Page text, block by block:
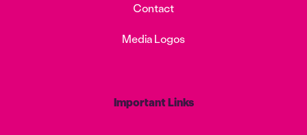
Contact
Media Logos
Important Links